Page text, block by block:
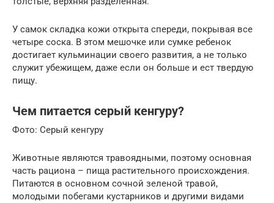
У самок складка кожи открыта спереди, покрывая все
четыре соска. В этом мешочке или сумке ребенок
достигает кульминации своего развития, а не только
служит убежищем, даже если он больше и ест твердую
пищу.
Чем питается серый кенгуру?
Фото: Серый кенгуру
Животные являются травоядными, поэтому основная
часть рациона – пища растительного происхождения.
Питаются в основном сочной зеленой травой,
молодыми побегами кустарников и другими видами